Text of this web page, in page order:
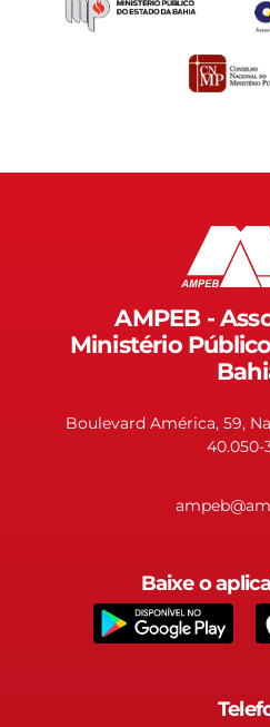
AMPEB -
Ministério
Boulevard América, 59,
40.050-
Baixe o